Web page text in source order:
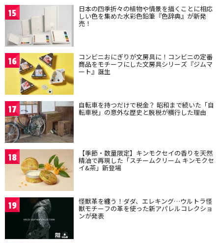
15 日本の四季折々の植物や情景を描くことに相応
しい色を集めた水彩色鉛筆『色辞典』が新発
売！
16 コンビニおにぎりが文房具に！コンビニの定番
商品をモチーフにした文房具シリーズ『ジムマ
ート』誕生
17 自転車を持つだけで税金？ 昭和まで続いた「自
転車税」の意外な歴史と脱税が横行した理由
18 【季節・数量限定】キンモクセイの香りを天然
精油で再現した「スチームクリーム キンモクセ
イ&茶」新登場
19 怪獣革を纏う！ダダ、エレキング…ウルトラ怪
獣モチーフの革を使った新アパレルコレクショ
ンが発表